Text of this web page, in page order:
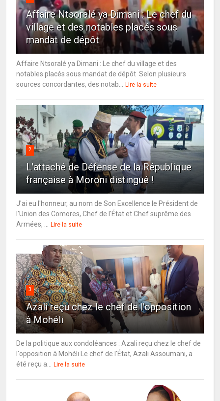
Affaire Ntsoralé ya Dimani : Le chef du
village et des notables placés sous
mandat de dépôt
Affaire Ntsoralé ya Dimani : Le chef du village et des
notables placés sous mandat de dépôt Selon plusieurs
sources concordantes, des notab...
Lire la suite
2
L'attaché de Défense de la République
française à Moroni distingué !
J'ai eu l'honneur, au nom de Son Excellence le Président de
l'Union des Comores, Chef de l'État et Chef suprême des
Armées, ...
Lire la suite
3
Azali reçu chez le chef de l'opposition
à Mohéli
De la politique aux condoléances : Azali reçu chez le chef de
l'opposition à Mohéli Le chef de l'État, Azali Assoumani, a
été reçu a...
Lire la suite